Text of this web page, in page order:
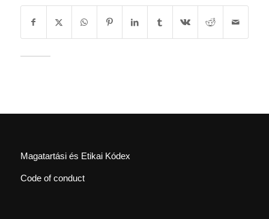
Magatartási és Etikai Kódex
Code of conduct